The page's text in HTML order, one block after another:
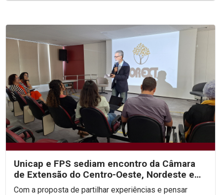
Unicap e FPS sediam encontro da Câmara
de Extensão do Centro-Oeste, Nordeste e
Norte do Brasil
Com a proposta de partilhar experiências e pensar